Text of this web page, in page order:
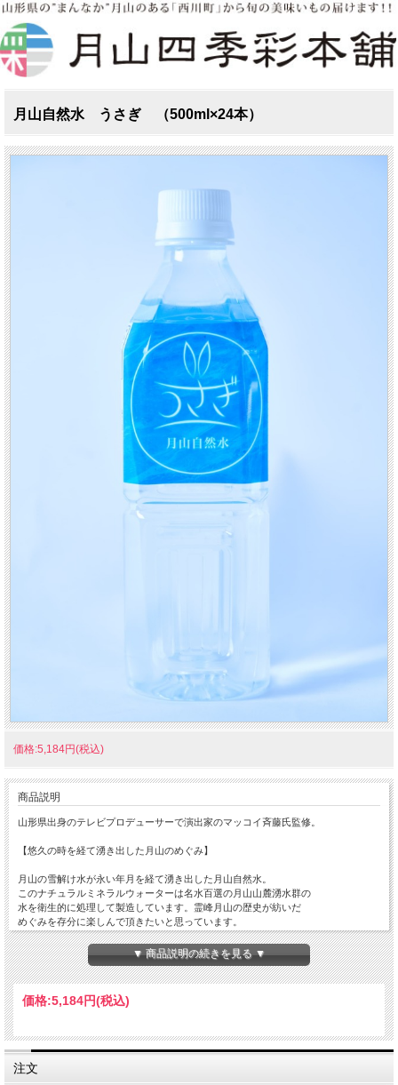
月山自然水 うさぎ （500ml×24本）
価格:5,184円(税込)
商品説明
山形県出身のテレビプロデューサーで演出家のマッコイ斉藤氏監修。
【悠久の時を経て湧き出した月山のめぐみ】
月山の雪解け水が永い年月を経て湧き出した月山自然水。
このナチュラルミネラルウォーターは名水百選の月山山麓湧水群の
水を衛生的に処理して製造しています。霊峰月山の歴史が紡いだ
めぐみを存分に楽しんで頂きたいと思っています。
また、月の山がっさんには古くから、月の精と呼ばれる「うさぎ」が
いると言われています。その様な由来から月山神の水として「うさぎ」と言う名称
になりました。
単なる水分補給ではなく、飲料水の背景にあるストーリーや、日々の生活に彩りを
与えるデザイン性も大切にしています。
1本500ml、24本入れ
▼ 商品説明の続きを見る ▼
価格:5,184円(税込)
注文